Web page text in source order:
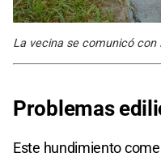
La vecina se comunicó con
Problemas
Este hundimiento